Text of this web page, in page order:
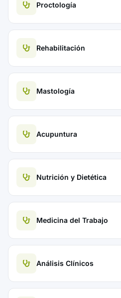
Proctología
Rehabilitación
Mastología
Acupuntura
Nutrición y Dietética
Medicina del Trabajo
Análisis Clínicos